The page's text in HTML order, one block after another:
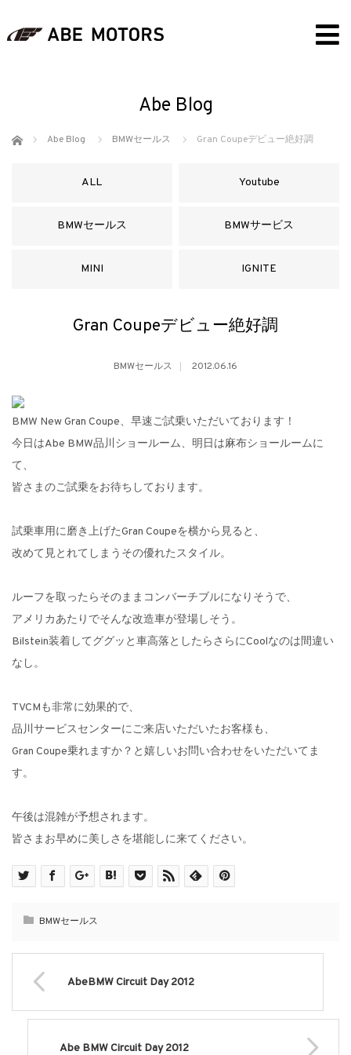
Abe Blog
ホーム Abe Blog BMWセールス Gran Coupeデビュー絶好調
ALL Youtube
BMWセールス BMWサービス
MINI IGNITE
Gran Coupeデビュー絶好調
BMWセールス 2012.06.16
BMW New Gran Coupe、早速ご試乗いただいております！
今日はAbe BMW品川ショールーム、明日は麻布ショールームに
て、
皆さまのご試乗をお待ちしております。
試乗車用に磨き上げたGran Coupeを横から見ると、
改めて見とれてしまうその優れたスタイル。
ルーフを取ったらそのままコンバーチブルになりそうで、
アメリカあたりでそんな改造車が登場しそう。
Bilstein装着してググッと車高落としたらさらにCoolなのは間違い
なし。
TVCMも非常に効果的で、
品川サービスセンターにご来店いただいたお客様も、
Gran Coupe乗れますか？と嬉しいお問い合わせをいただいてま
す。
午後は混雑が予想されます。
皆さまお早めに美しさを堪能しに来てください。
BMWセールス
AbeBMW Circuit Day 2012
Abe BMW Circuit Day 2012